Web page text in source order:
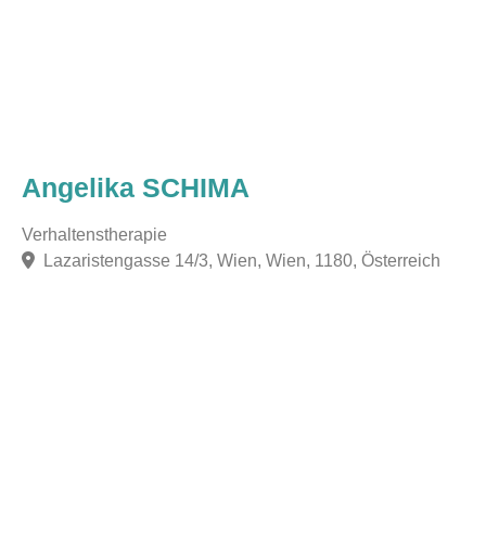
Angelika SCHIMA
Verhaltenstherapie
Lazaristengasse 14/3, Wien, Wien, 1180, Österreich